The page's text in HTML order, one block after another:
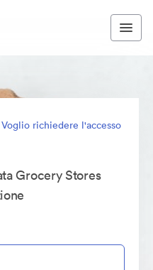
Voglio richiedere l'accesso
Grocery Stores